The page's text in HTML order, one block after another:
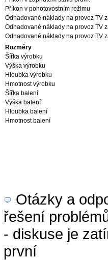
Příkon v pohotovostním režimu
Odhadované náklady na provoz TV
Odhadované náklady na provoz TV
Odhadované náklady na provoz TV
Rozměry
Šířka výrobku
Výška výrobku
Hloubka výrobku
Hmotnost výrobku
Šířka balení
Výška balení
Hloubka balení
Hmotnost balení
Otázky a
řešení
- diskuse je
první